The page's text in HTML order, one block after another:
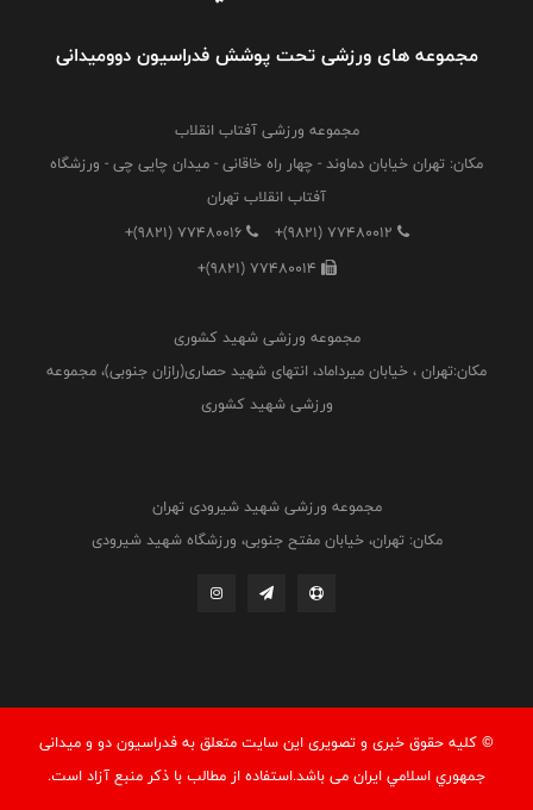
مجموعه های ورزشی تحت پوشش فدراسیون دوومیدانی
مجموعه ورزشی آفتاب انقلاب
مکان: تهران خیابان دماوند - چهار راه خاقانی - میدان چایی چی - ورزشگاه
آفتاب انقلاب تهران
+(9821) 77480012
+(9821) 77480016
+(9821) 77480014
مجموعه ورزشی شهید کشوری
مکان:تهران ، خیابان میرداماد، انتهای شهید حصاری(رازان جنوبی)، مجموعه
ورزشی شهید کشوری
مجموعه ورزشی شهید شیرودی تهران
مکان: تهران، خیابان مفتح جنوبی، ورزشگاه شهید شیرودی
© کليه حقوق خبری و تصويری اين سايت متعلق به فدراسيون دو و میدانی
جمهوري اسلامي ايران می باشد.استفاده از مطالب با ذكر منبع آزاد است.